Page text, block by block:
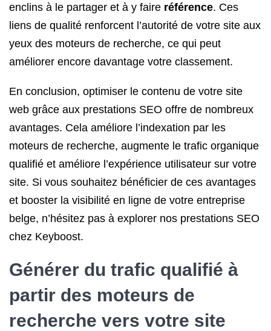
enclins à le partager et à y faire référence. Ces
liens de qualité renforcent l’autorité de votre site aux
yeux des moteurs de recherche, ce qui peut
améliorer encore davantage votre classement.
En conclusion, optimiser le contenu de votre site
web grâce aux prestations SEO offre de nombreux
avantages. Cela améliore l’indexation par les
moteurs de recherche, augmente le trafic organique
qualifié et améliore l’expérience utilisateur sur votre
site. Si vous souhaitez bénéficier de ces avantages
et booster la visibilité en ligne de votre entreprise
belge, n’hésitez pas à explorer nos prestations SEO
chez Keyboost.
Générer du trafic qualifié à
partir des moteurs de
recherche vers votre site